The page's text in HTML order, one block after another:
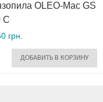
OLEO-Mac GS
C
грн.
ДОБАВИТЬ В КОРЗИНУ